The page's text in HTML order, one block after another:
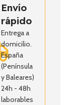
Envío
rápido
Entrega a
domicilio.
España
(Península
y Baleares)
24h - 48h
laborables